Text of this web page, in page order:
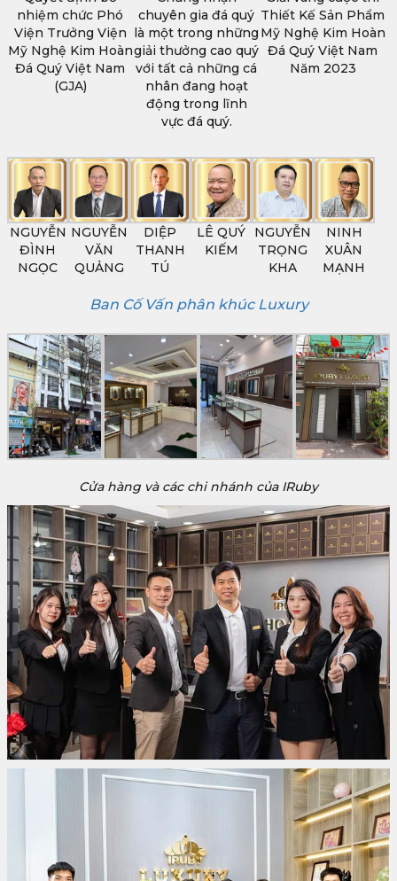
nhiệm chức Phó
Viện Trưởng Viện
Mỹ Nghệ Kim Hoàn
Đá Quý Việt Nam
(GJA)
chuyên gia đá quý
là một trong những
giải thưởng cao quý
với tất cả những cá
nhân đang hoạt
động trong lĩnh
vực đá quý.
Thiết Kế Sản Phẩm
Mỹ Nghệ Kim Hoàn
Đá Quý Việt Nam
Năm 2023
NGUYỄN
ĐÌNH
NGỌC
NGUYỄN
VĂN
QUẢNG
DIỆP
THANH
TÚ
LÊ QUÝ
KIẾM
NGUYỄN
TRỌNG
KHA
NINH
XUÂN
MẠNH
Ban Cố Vấn phân khúc Luxury
Cửa hàng và các chi nhánh của IRuby